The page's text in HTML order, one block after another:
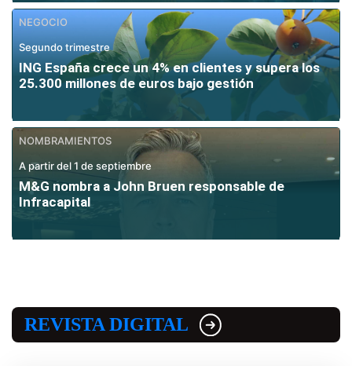
NEGOCIO
Segundo trimestre
ING España crece un 4% en clientes y supera los
25.300 millones de euros bajo gestión
NOMBRAMIENTOS
A partir del 1 de septiembre
M&G nombra a John Bruen responsable de
Infracapital
REVISTA DIGITAL